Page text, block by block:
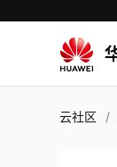
云社区